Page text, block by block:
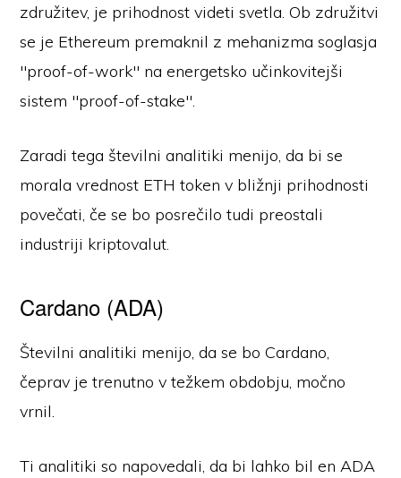
združitev, je prihodnost videti svetla. Ob združitvi
se je Ethereum premaknil z mehanizma soglasja
"proof-of-work" na energetsko učinkovitejši
sistem "proof-of-stake".
Zaradi tega številni analitiki menijo, da bi se
morala vrednost ETH token v bližnji prihodnosti
povečati, če se bo posrečilo tudi preostali
industriji kriptovalut.
Cardano (ADA)
Številni analitiki menijo, da se bo Cardano,
čeprav je trenutno v težkem obdobju, močno
vrnil.
Ti analitiki so napovedali, da bi lahko bil en ADA